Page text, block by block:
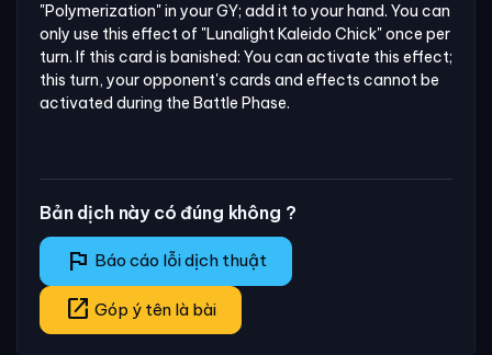
"Polymerization" in your GY; add it to your hand. You can
only use this effect of "Lunalight Kaleido Chick" once per
turn. If this card is banished: You can activate this effect;
this turn, your opponent's cards and effects cannot be
activated during the Battle Phase.
Bản dịch này có đúng không ?
flag Báo cáo lỗi dịch thuật
open_in_new Góp ý tên là bài